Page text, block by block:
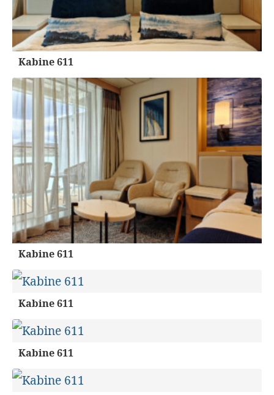
Kabine 611
Kabine 611
Kabine 611
Kabine 611